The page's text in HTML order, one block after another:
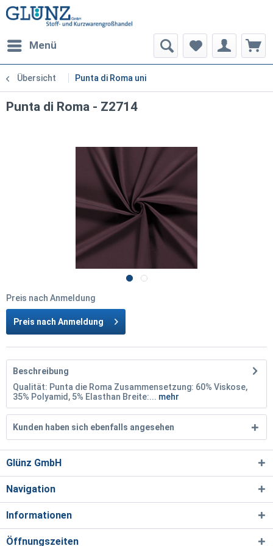
Menü
Übersicht Punta di Roma uni
Punta di Roma - Z2714
Preis nach Anmeldung
Preis nach Anmeldung
Beschreibung
Qualität: Punta die Roma Zusammensetzung: 60% Viskose,
35% Polyamid, 5% Elasthan Breite:... mehr
Kunden haben sich ebenfalls angesehen
Glünz GmbH
Navigation
Informationen
Öffnungszeiten